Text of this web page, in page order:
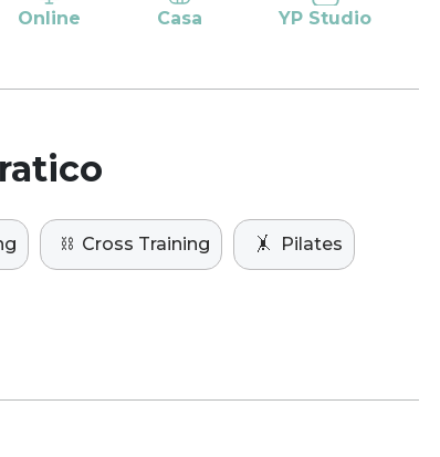
Online Casa YP Studio
⛓️ Cross Training 🤸 Pilates